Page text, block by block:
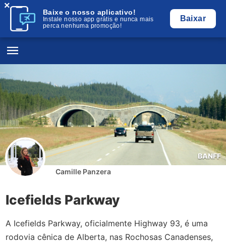
Baixe o nosso aplicativo!
Instale nosso app grátis e nunca mais
perca nenhuma promoção!
Baixar
×
BANFF
Camille Panzera
Icefields Parkway
A Icefields Parkway, oficialmente Highway 93, é uma
rodovia cênica de Alberta, nas Rochosas Canadenses,